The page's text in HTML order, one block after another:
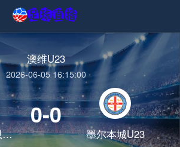
澳维U23
2026-06-05 16:15:00
普雷斯顿莱恩U23
0-0
墨尔本城U23